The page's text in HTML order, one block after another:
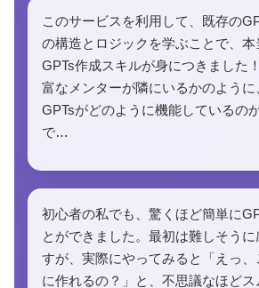
このサービスを利用して、既存の
の構造とロジックを学ぶことで、本
GPTs作成スキルが身につきました
富なメンターが隣にいるかのよう
GPTsがどのように機能しているの
で…
初心者の私でも、驚くほど簡単に
とができました。最初は難しそう
すが、実際にやってみると「えっ、
に作れるの？」と、不思議なほどス